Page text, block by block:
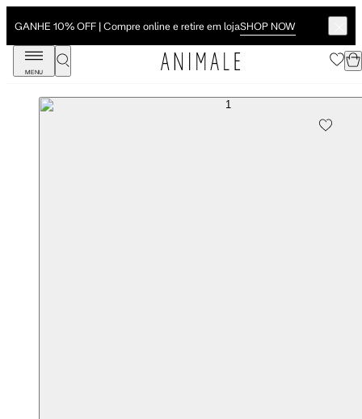
GANHE 10% OFF | Compre online e retire em lojaSHOP NOW
MENU